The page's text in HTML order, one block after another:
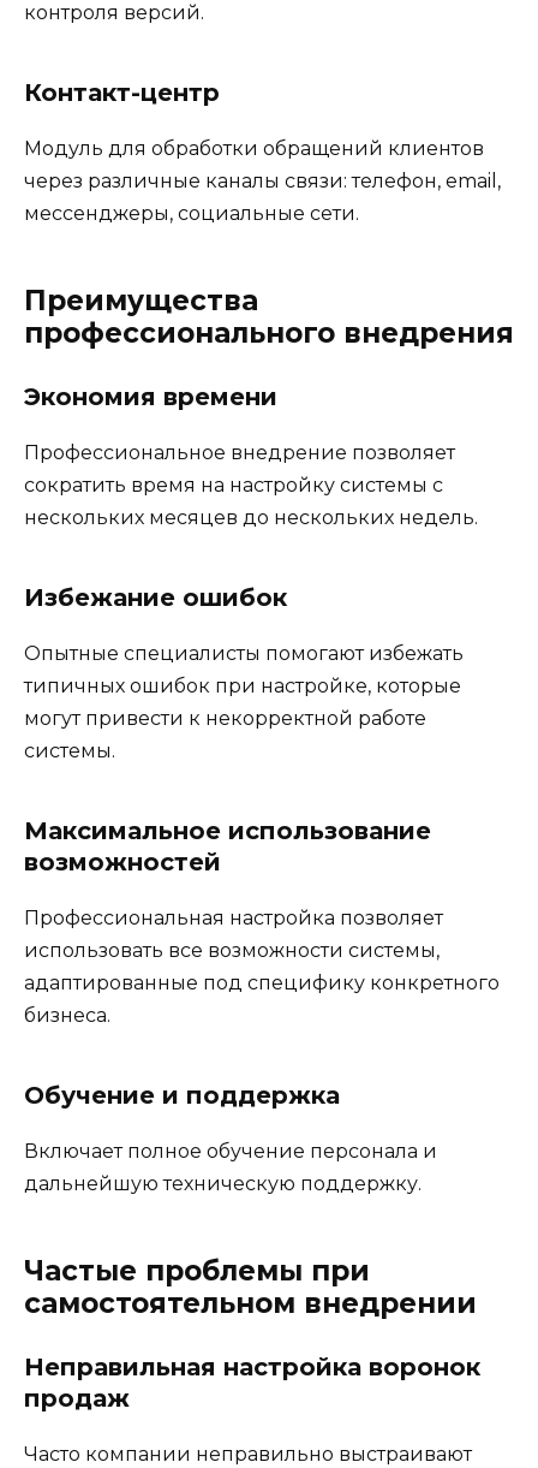
контроля версий.
Контакт-центр
Модуль для обработки обращений клиентов
через различные каналы связи: телефон, email,
мессенджеры, социальные сети.
Преимущества
профессионального внедрения
Экономия времени
Профессиональное внедрение позволяет
сократить время на настройку системы с
нескольких месяцев до нескольких недель.
Избежание ошибок
Опытные специалисты помогают избежать
типичных ошибок при настройке, которые
могут привести к некорректной работе
системы.
Максимальное использование
возможностей
Профессиональная настройка позволяет
использовать все возможности системы,
адаптированные под специфику конкретного
бизнеса.
Обучение и поддержка
Включает полное обучение персонала и
дальнейшую техническую поддержку.
Частые проблемы при
самостоятельном внедрении
Неправильная настройка воронок
продаж
Часто компании неправильно выстраивают